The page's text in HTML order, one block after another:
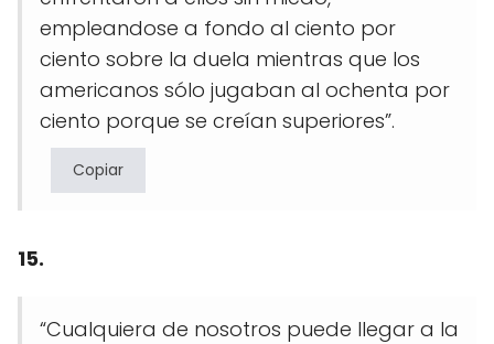
empleandose a fondo al ciento por
ciento sobre la duela mientras que los
americanos sólo jugaban al ochenta por
ciento porque se creían superiores”.
Copiar
15.
“Cualquiera de nosotros puede llegar a la